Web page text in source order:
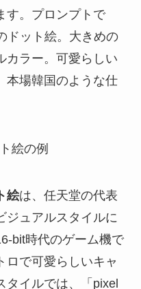
す。プロンプトで
ドット絵。大きめの
カラー。可愛らしい
本場韓国のような仕
絵は、任天堂の代表
ジュアルスタイルに
bit時代のゲーム機で
ロで可愛らしいキャ
タイルでは、「pixel